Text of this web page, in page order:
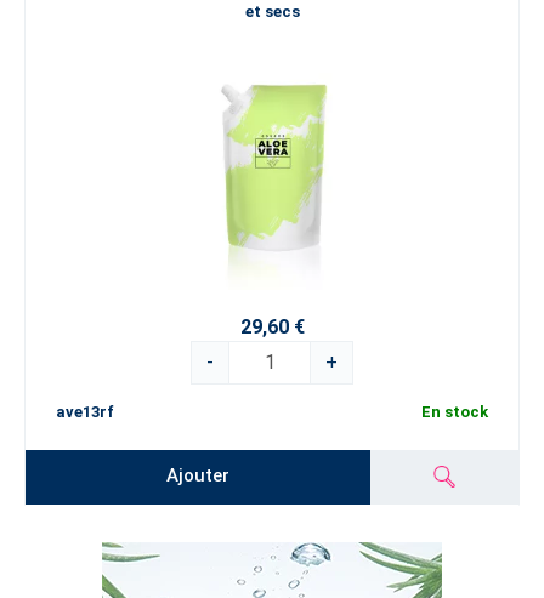
et secs
29,60 €
-
+
ave13rf En stock
Ajouter